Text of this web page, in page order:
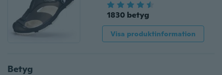
1830 betyg
Visa produktinformation
Betyg